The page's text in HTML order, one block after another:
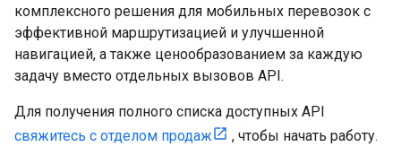
комплексного решения для мобильных перевозок с
эффективной маршрутизацией и улучшенной
навигацией, а также ценообразованием за каждую
задачу вместо отдельных вызовов API.
Для получения полного списка доступных API
свяжитесь с отделом продаж
, чтобы начать работу.